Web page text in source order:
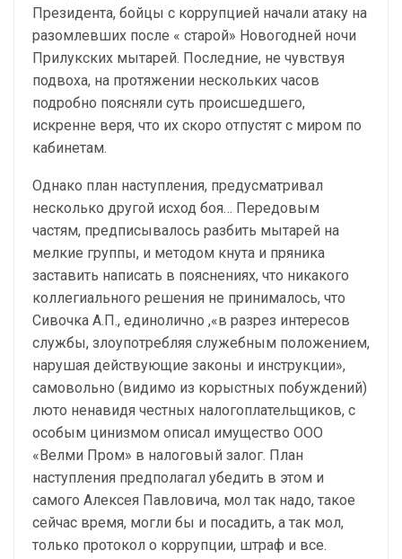
Президента, бойцы с коррупцией начали атаку на
разомлевших после « старой» Новогодней ночи
Прилукских мытарей. Последние, не чувствуя
подвоха, на протяжении нескольких часов
подробно поясняли суть происшедшего,
искренне веря, что их скоро отпустят с миром по
кабинетам.
Однако план наступления, предусматривал
несколько другой исход боя… Передовым
частям, предписывалось разбить мытарей на
мелкие группы, и методом кнута и пряника
заставить написать в пояснениях, что никакого
коллегиального решения не принималось, что
Сивочка А.П., единолично ,«в разрез интересов
службы, злоупотребляя служебным положением,
нарушая действующие законы и инструкции»,
самовольно (видимо из корыстных побуждений)
люто ненавидя честных налогоплательщиков, с
особым цинизмом описал имущество ООО
«Велми Пром» в налоговый залог. План
наступления предполагал убедить в этом и
самого Алексея Павловича, мол так надо, такое
сейчас время, могли бы и посадить, а так мол,
только протокол о коррупции, штраф и все.